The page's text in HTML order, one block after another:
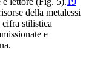
della metalessi
stilistica
e